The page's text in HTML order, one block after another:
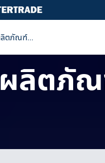
ผลิตภั